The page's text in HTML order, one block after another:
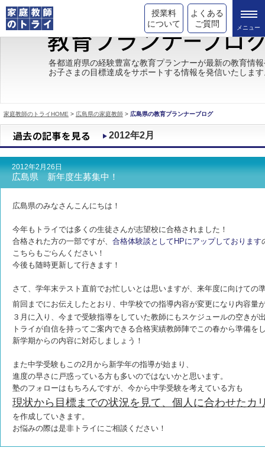
授業料
について
よくある
ご質問
トライの教育理念
成績が上がる理由
都道府県別情報
合格体験談
キャンペーン情報
各都道府県の経験豊富な教育プランナーが最新の教育情
お子さまの目標達成をサポートする情報を発信いたしま
家庭教師のトライHOME > 広島県の家庭教師 > 広島県の教育プランナーブログ
2012年2月
2012年2月26日
広島県 新年度生募集中！
広島県のみなさんこんにちは！
今年もトライでは多くの生徒さんが志望校に合格されました！
合格された方の一部ですが、 合格体験談としてHPにアップしております
こちらもごらんください！
今後も随時更新して行きます！
さて、学年末テスト直前でお忙しいとは思いますが、来年度に向けての
前回までにお伝えしたとおり、中学校での指導内容が変更になり内容量
３月に入り、今まで受験指導をしていた教師にもスケジュールの空きが
トライが自信を持ってご案内できる合格実績教師陣でこの春から準備を
新学期からの内容に対応しましょう！
また中学受験もこの2月から新学年の指導が始まり、
進度の早さに戸惑っている方も多いのではないかと思います。
塾のフォローはもちろんですが、今から中学受験を考えている方も
現状から目標までの状況を見て、個人に合わせたカ
を作成していきます。
お悩みの際は是非トライにご相談ください！